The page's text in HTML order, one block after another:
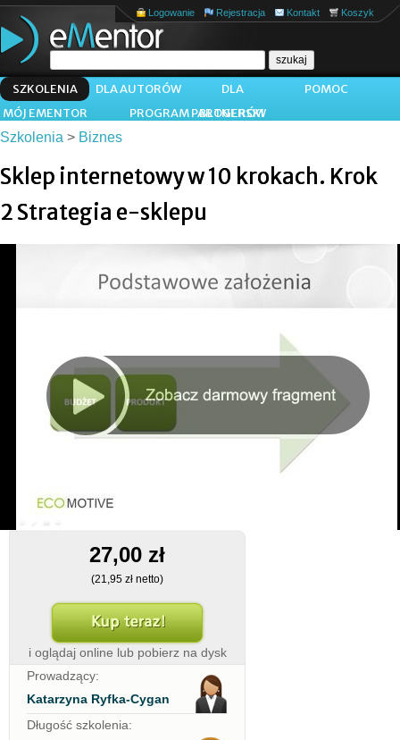
SZKOLENIA DLA AUTORÓW
DLA
BLOGERÓW
POMOC
MÓJ EMENTOR
PROGRAM PARTNERSKI
Logowanie Rejestracja Kontakt Koszyk
Szkolenia > Biznes
Sklep internetowy w 10 krokach. Krok
2 Strategia e-sklepu
27,00 zł
(21,95 zł netto)
i oglądaj online lub pobierz na dysk
Prowadzący:
Katarzyna Ryfka-Cygan
Długość szkolenia: